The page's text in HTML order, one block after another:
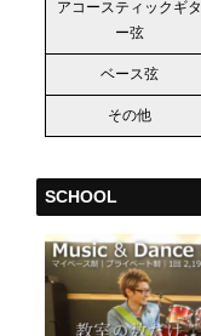
アコースティックギタ
ー弦
ベース弦
その他
SCHOOL